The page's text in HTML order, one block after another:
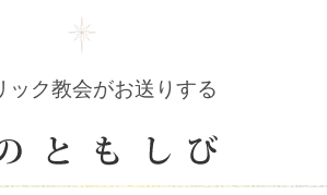
ック教会がお送りする